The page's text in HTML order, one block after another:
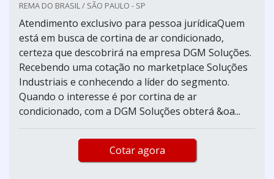
REMA DO BRASIL / SÃO PAULO - SP
Atendimento exclusivo para pessoa jurídicaQuem
está em busca de cortina de ar condicionado,
certeza que descobrirá na empresa DGM Soluções.
Recebendo uma cotação no marketplace Soluções
Industriais e conhecendo a líder do segmento.
Quando o interesse é por cortina de ar
condicionado, com a DGM Soluções obterá &oa...
Cotar agora